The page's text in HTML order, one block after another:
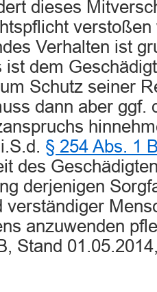
dieses
Verhalten ist
ist dem
Schutz seiner
dann aber ggf.
§ 254 Abs. 1
des
derjenigen
verständiger
anzuwenden
Stand